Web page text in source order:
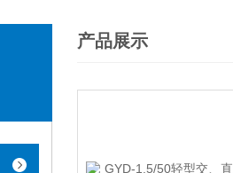
产品展示